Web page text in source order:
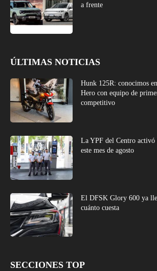
a frente
ÚLTIMAS NOTICIAS
Hunk 125R: conocimos
Hero con equipo de
competitivo
La YPF del Centro activó
este mes de agosto
El DFSK Glory 600 ya
cuánto cuesta
SECCIONES TOP